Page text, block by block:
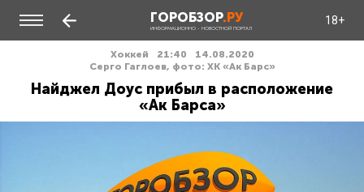
ГОРОБЗОР.РУ
ИНФОРМАЦИОННО - НОВОСТНОЙ ПОРТАЛ
18+
Хоккей 21:40
14.08.2020
Серго Гаглоев, фото: ХК «Ак Барс»
Найджел Доус прибыл в расположение
«Ак Барса»